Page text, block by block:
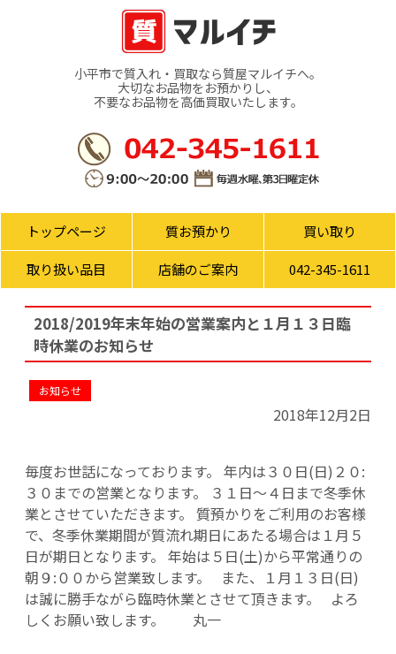
小平市で質入れ・買取なら質屋マルイチへ。
大切なお品物をお預かりし、
不要なお品物を高価買取いたします。
トップページ 質お預かり 買い取り
取り扱い品目 店舗のご案内 042-345-1611
2018/2019年末年始の営業案内と１月１３日臨
時休業のお知らせ
お知らせ
2018年12月2日
毎度お世話になっております。 年内は３０日(日)２０:
３０までの営業となります。 ３１日～４日まで冬季休
業とさせていただきます。 質預かりをご利用のお客様
で、冬季休業期間が質流れ期日にあたる場合は１月５
日が期日となります。 年始は５日(土)から平常通りの
朝９:００から営業致します。 また、１月１３日(日)
は誠に勝手ながら臨時休業とさせて頂きます。 よろ
しくお願い致します。 丸一